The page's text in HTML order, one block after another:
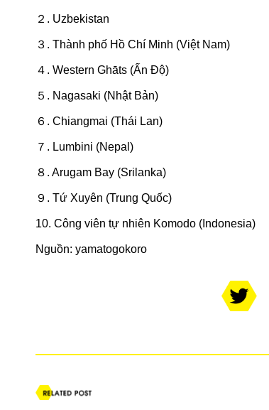
２. Uzbekistan
３. Thành phố Hồ Chí Minh (Việt Nam)
４. Western Ghāts (Ấn Độ)
５. Nagasaki (Nhật Bản)
６. Chiangmai (Thái Lan)
７. Lumbini (Nepal)
８. Arugam Bay (Srilanka)
９. Tứ Xuyên (Trung Quốc)
10. Công viên tự nhiên Komodo (Indonesia)
Nguồn: yamatogokoro